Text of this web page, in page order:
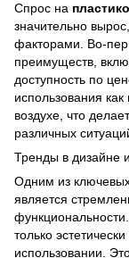
Спрос на
значительно
факторами. Во-
преимуществ,
доступность по
использования
воздухе, что
различных
Тренды в дизайне
Одним из ключевых
является
только
использовании.